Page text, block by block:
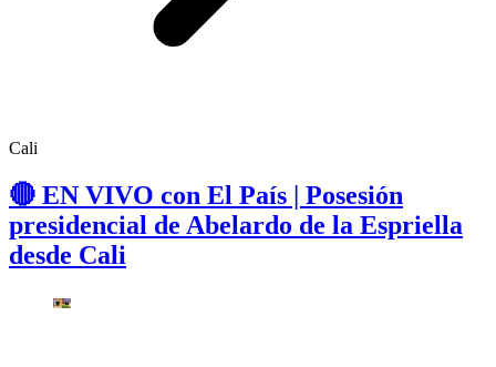
Cali
🔴 EN VIVO con El País | Posesión
presidencial de Abelardo de la Espriella
desde Cali